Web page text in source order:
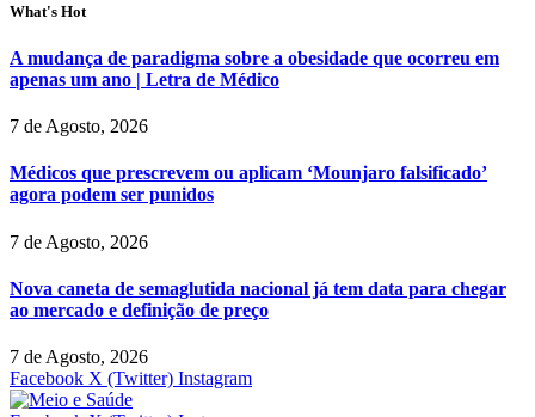
What's Hot
A mudança de paradigma sobre a obesidade que ocorreu em
apenas um ano | Letra de Médico
7 de Agosto, 2026
Médicos que prescrevem ou aplicam ‘Mounjaro falsificado’
agora podem ser punidos
7 de Agosto, 2026
Nova caneta de semaglutida nacional já tem data para chegar
ao mercado e definição de preço
7 de Agosto, 2026
Facebook X (Twitter) Instagram